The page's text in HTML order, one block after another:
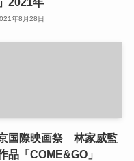
年8月28日
国際映画祭 林家威監
品「COME&GO」